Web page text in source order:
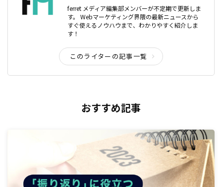
ferret メディア編集部メンバーが不定期で更新しま
す。 Webマーケティング界隈の最新ニュースから
すぐ使えるノウハウまで、わかりやすく紹介しま
す！
このライターの記事一覧
おすすめ記事